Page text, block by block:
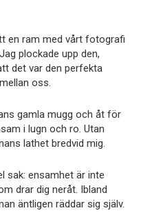
en ram med vårt fotografi
plockade upp den,
det var den perfekta
oss.
gamla mugg och åt för
i lugn och ro. Utan
lathet bredvid mig.
sak: ensamhet är inte
drar dig neråt. Ibland
äntligen räddar sig själv.